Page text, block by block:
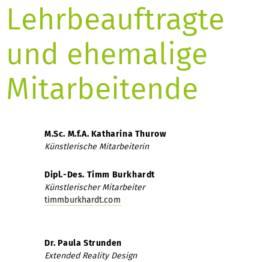
Lehrbeauftragte
und ehemalige
Mitarbeitende
M.Sc. M.f.A. Katharina Thurow
Künstlerische Mitarbeiterin
Dipl.-Des. Timm Burkhardt
Künstlerischer Mitarbeiter
timmburkhardt.com
Dr. Paula Strunden
Extended Reality Design